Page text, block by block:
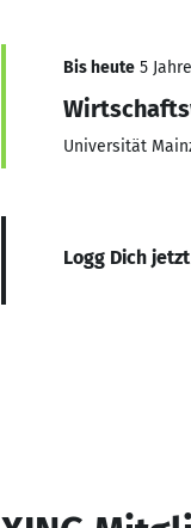
Bis heute 5
Universität
Logg Dich